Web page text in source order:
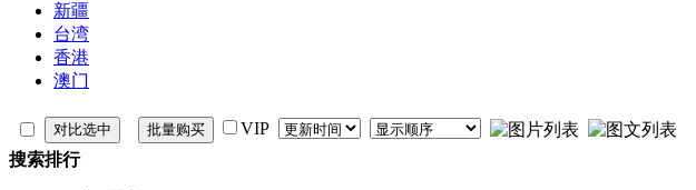
新疆
台湾
香港
澳门
VIP
搜索排行